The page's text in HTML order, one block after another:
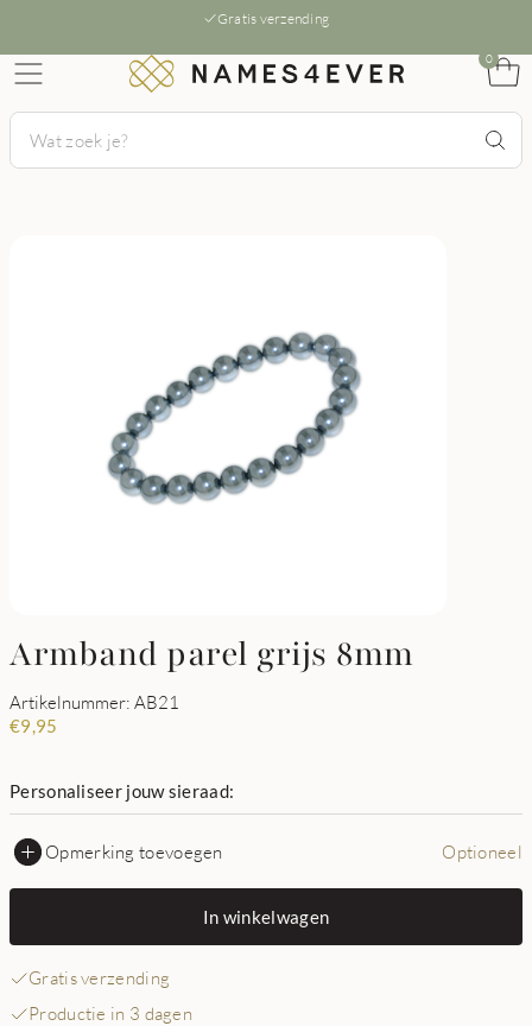
Gratis verzending
0
Armband parel grijs 8mm
Artikelnummer: AB21
€9,95
Personaliseer jouw sieraad:
Opmerking toevoegen Optioneel
In winkelwagen
Gratis verzending
Productie in 3 dagen